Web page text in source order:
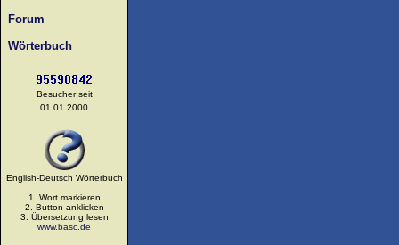
Forum
Wörterbuch
Besucher seit
01.01.2000
English-Deutsch Wörterbuch
1. Wort markieren
2. Button anklicken
3. Übersetzung lesen
www.basc.de